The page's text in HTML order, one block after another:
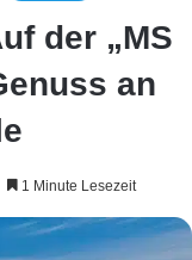
der „MS
an
1 Minute Lesezeit